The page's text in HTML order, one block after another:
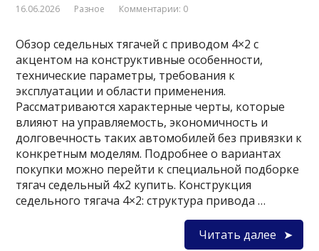
16.06.2026 Разное Комментарии: 0
Обзор седельных тягачей с приводом 4×2 с
акцентом на конструктивные особенности,
технические параметры, требования к
эксплуатации и области применения.
Рассматриваются характерные черты, которые
влияют на управляемость, экономичность и
долговечность таких автомобилей без привязки к
конкретным моделям. Подробнее о вариантах
покупки можно перейти к специальной подборке
тягач седельный 4х2 купить. Конструкция
седельного тягача 4×2: структура привода …
Читать далее